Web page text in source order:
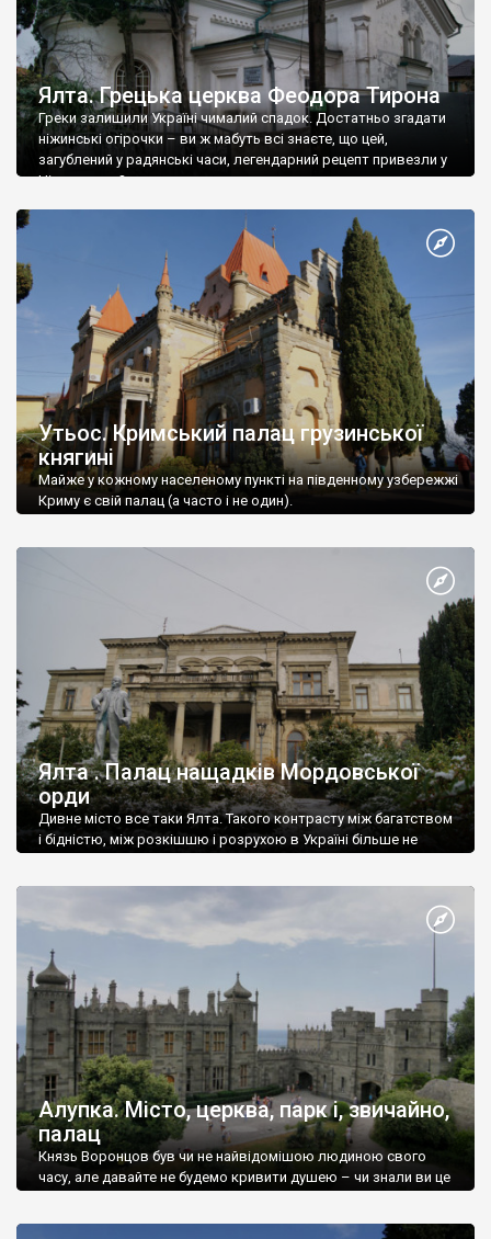
Ялта. Грецька церква Феодора Тирона
Греки залишили Україні чималий спадок. Достатньо згадати
ніжинські огірочки – ви ж мабуть всі знаєте, що цей,
загублений у радянські часи, легендарний рецепт привезли у
Ніжин греки?
Утьос. Кримський палац грузинської
княгині
Майже у кожному населеному пункті на південному узбережжі
Криму є свій палац (а часто і не один).
Ялта . Палац нащадків Мордовської
орди
Дивне місто все таки Ялта. Такого контрасту між багатством
і бідністю, між розкішшю і розрухою в Україні більше не
Алупка. Місто, церква, парк і, звичайно,
палац
Князь Воронцов був чи не найвідомішою людиною свого
часу, але давайте не будемо кривити душею – чи знали ви це